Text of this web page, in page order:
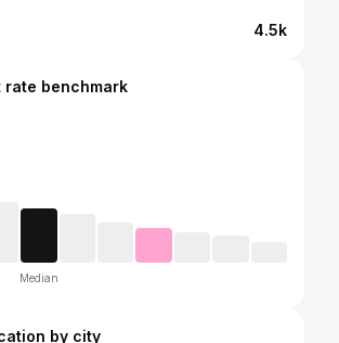
4.5k
rate benchmark
Median
by city